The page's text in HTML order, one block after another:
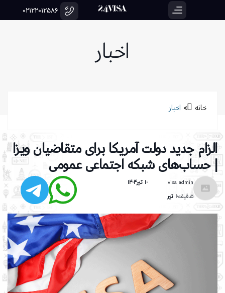
02122012586
اخبار
خانه > اخبار
الزام جدید دولت آمریکا برای متقاضیان ویزا
| حساب‌های شبکه اجتماعی عمومی
visa admin
۵دقیقه
۱۰ تیر
۱۰ تیر۱۴۰۴